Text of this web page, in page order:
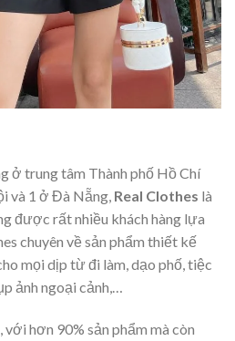
ở trung tâm Thành phố Hồ Chí
và 1 ở Đà Nẵng, Real Clothes là
được rất nhiều khách hàng lựa
chuyên về sản phẩm thiết kế
mọi dịp từ đi làm, dạo phố, tiệc
ảnh ngoại cảnh,…
hơn 90% sản phẩm mà còn